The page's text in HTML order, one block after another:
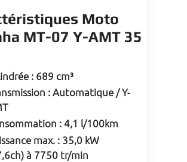
Moto
MT-07 Y-AMT 35
: 689 cm³
:Automatique / Y-
:4,1 l/100km
max. : 35,0 kW
à 7750 tr/min